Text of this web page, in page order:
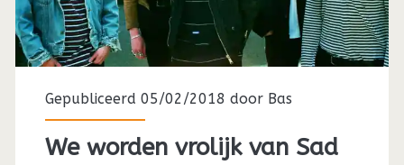
Gepubliceerd 05/02/2018 door Bas
We worden vrolijk van Sad